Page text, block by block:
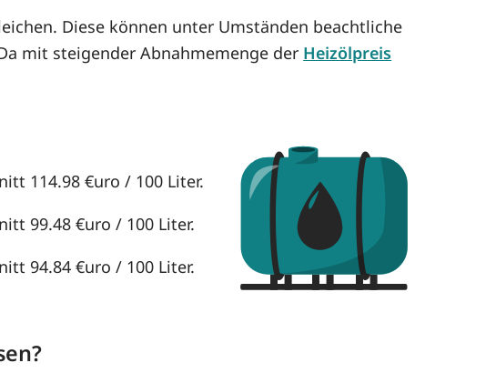
Diese können unter Umständen beachtliche
mit steigender Abnahmemenge der Heizölpreis
114.98 €uro / 100 Liter.
99.48 €uro / 100 Liter.
94.84 €uro / 100 Liter.